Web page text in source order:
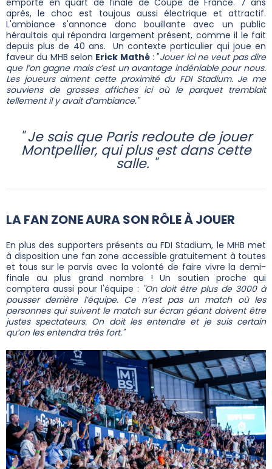
emporté en quart de finale de Coupe de France. 7 ans
après, le choc est toujous aussi électrique et attractif.
L'ambiance s'annonce donc bouillante avec un public
héraultais qui répondra largement présent, comme il le fait
depuis plus de 40 ans. Un contexte particulier qui joue en
faveur du MHB selon Erick Mathé: "Jouer ici ne veut pas dire
que l’on gagne mais c’est un avantage indéniable pour nous.
Les joueurs aiment cette proximité du FDI Stadium. Je me
souviens de grosses affiches ici où le parquet tremblait
tellement il y avait d’ambiance."
" Je sais que Paris redoute de jouer
Montpellier, qui plus est dans cette
salle. "
LA FAN ZONE AURA SON RÔLE À JOUER
En plus des supporters présents au FDI Stadium, le MHB met
à disposition une fan zone accessible gratuitement à toutes
et tous sur le parvis avec la volonté de faire vivre la demi-
finale au plus grand nombre ! Un soutien proche qui
comptera aussi pour l'équipe : "On doit être plus de 3000 à
pousser derrière l’équipe. Ce n’est pas un match où les
personnes qui suivent le match sur écran géant doivent être
justes spectateurs. On doit les entendre et je suis certain
qu’on les entendra très fort."